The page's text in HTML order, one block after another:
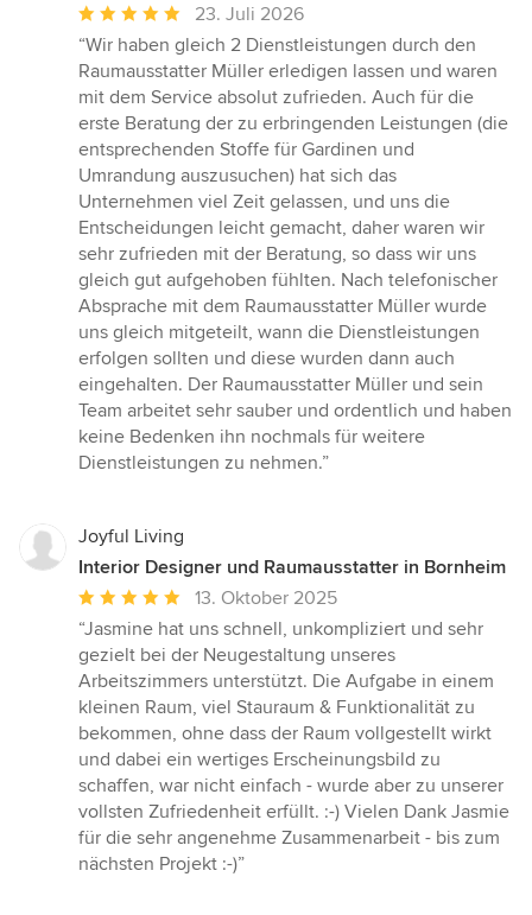
Durchschnittliche
Bewertung:
5
von
5
Sternen
23. Juli 2026
“Wir haben gleich 2 Dienstleistungen durch den
Raumausstatter Müller erledigen lassen und waren
mit dem Service absolut zufrieden. Auch für die
erste Beratung der zu erbringenden Leistungen (die
entsprechenden Stoffe für Gardinen und
Umrandung auszusuchen) hat sich das
Unternehmen viel Zeit gelassen, und uns die
Entscheidungen leicht gemacht, daher waren wir
sehr zufrieden mit der Beratung, so dass wir uns
gleich gut aufgehoben fühlten. Nach telefonischer
Absprache mit dem Raumausstatter Müller wurde
uns gleich mitgeteilt, wann die Dienstleistungen
erfolgen sollten und diese wurden dann auch
eingehalten. Der Raumausstatter Müller und sein
Team arbeitet sehr sauber und ordentlich und haben
keine Bedenken ihn nochmals für weitere
Dienstleistungen zu nehmen.”
Joyful Living
Interior Designer und Raumausstatter in Bornheim
Durchschnittliche
Bewertung:
5
von
5
Sternen
13. Oktober 2025
“Jasmine hat uns schnell, unkompliziert und sehr
gezielt bei der Neugestaltung unseres
Arbeitszimmers unterstützt. Die Aufgabe in einem
kleinen Raum, viel Stauraum & Funktionalität zu
bekommen, ohne dass der Raum vollgestellt wirkt
und dabei ein wertiges Erscheinungsbild zu
schaffen, war nicht einfach - wurde aber zu unserer
vollsten Zufriedenheit erfüllt. :-) Vielen Dank Jasmie
für die sehr angenehme Zusammenarbeit - bis zum
nächsten Projekt :-)”